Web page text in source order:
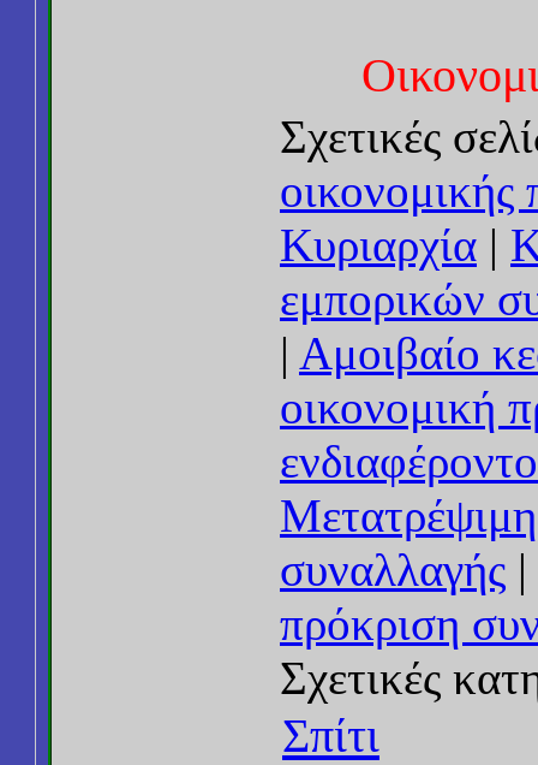
Σχετικές
οικονομικής
Κυριαρχία |
εμπορικών
| Αμοιβαίο
οικονομική
συναλλαγής |
πρόκριση
Σχετικές
Σπίτι